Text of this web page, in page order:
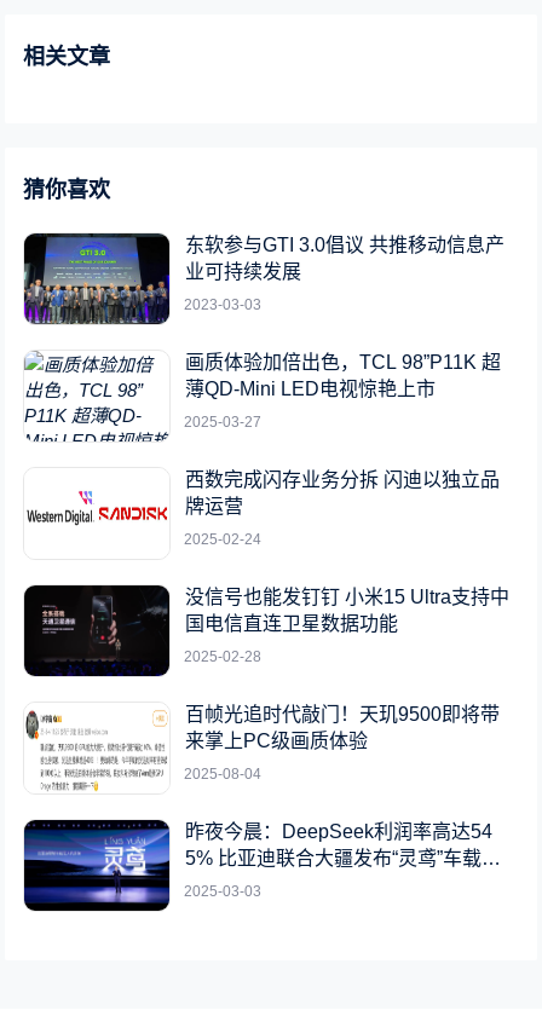
相关文章
猜你喜欢
东软参与GTI 3.0倡议 共推移动信息产
业可持续发展
2023-03-03
画质体验加倍出色，TCL 98”P11K 超
薄QD-Mini LED电视惊艳上市
2025-03-27
西数完成闪存业务分拆 闪迪以独立品
牌运营
2025-02-24
没信号也能发钉钉 小米15 Ultra支持中
国电信直连卫星数据功能
2025-02-28
百帧光追时代敲门！天玑9500即将带
来掌上PC级画质体验
2025-08-04
昨夜今晨：DeepSeek利润率高达54
5% 比亚迪联合大疆发布“灵鸢”车载无
人机系统
2025-03-03